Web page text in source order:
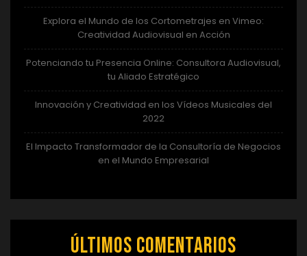
Explora el Mundo de los Cortometrajes en Vimeo:
Creatividad Audiovisual en Acción
Potenciando tu Presencia Online: Consultora Audiovisual,
tu Aliado Estratégico
Innovación y Creatividad en los Vídeos Musicales del
2022
El Impacto Transformador de la Consultoría de Negocios
en el Mundo Empresarial
Últimos comentarios